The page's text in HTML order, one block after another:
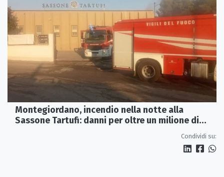
Montegiordano, incendio nella notte alla
Sassone Tartufi: danni per oltre un milione di
Condividi su: